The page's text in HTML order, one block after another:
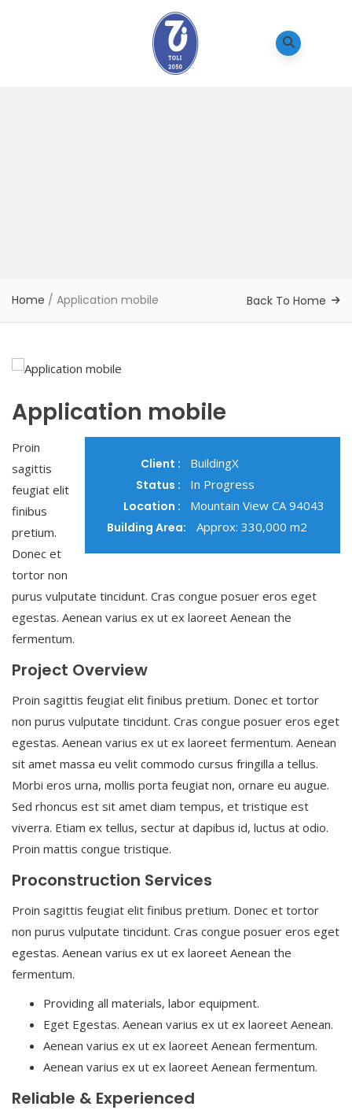
Home / Application mobile Back To Home
Application mobile
Client :
BuildingX
Status :
In Progress
Location :
Mountain View CA 94043
Building Area:
Approx: 330,000 m2
Proin
sagittis
feugiat elit
finibus
pretium.
Donec et
tortor non
purus vulputate tincidunt. Cras congue posuer eros eget
egestas. Aenean varius ex ut ex laoreet Aenean the
fermentum.
Project Overview
Proin sagittis feugiat elit finibus pretium. Donec et tortor
non purus vulputate tincidunt. Cras congue posuer eros eget
egestas. Aenean varius ex ut ex laoreet fermentum. Aenean
sit amet massa eu velit commodo cursus fringilla a tellus.
Morbi eros urna, mollis porta feugiat non, ornare eu augue.
Sed rhoncus est sit amet diam tempus, et tristique est
viverra. Etiam ex tellus, sectur at dapibus id, luctus at odio.
Proin mattis congue tristique.
Proconstruction Services
Proin sagittis feugiat elit finibus pretium. Donec et tortor
non purus vulputate tincidunt. Cras congue posuer eros eget
egestas. Aenean varius ex ut ex laoreet Aenean the
fermentum.
Providing all materials, labor equipment.
Eget Egestas. Aenean varius ex ut ex laoreet Aenean.
Aenean varius ex ut ex laoreet Aenean fermentum.
Aenean varius ex ut ex laoreet Aenean fermentum.
Reliable & Experienced